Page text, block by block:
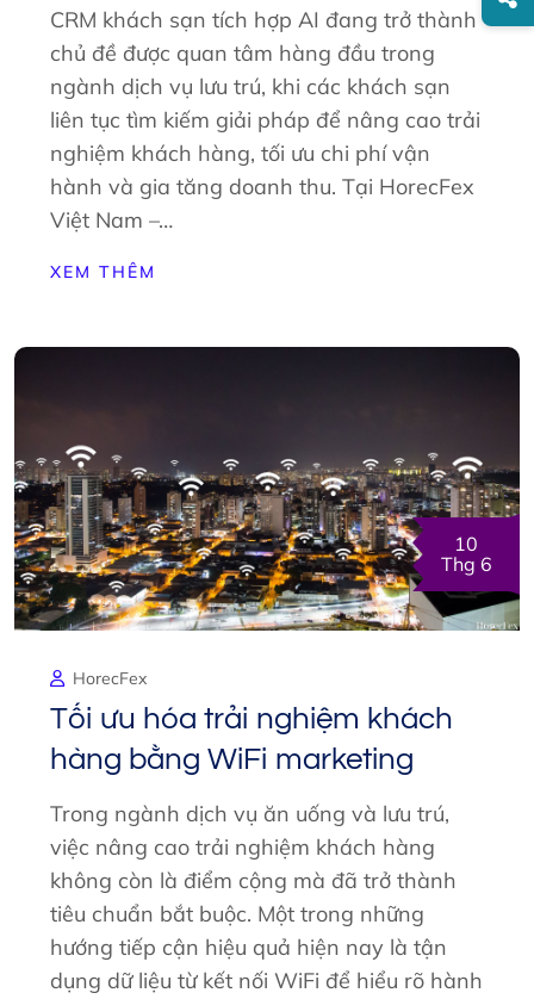
CRM khách sạn tích hợp AI đang trở thành
chủ đề được quan tâm hàng đầu trong
ngành dịch vụ lưu trú, khi các khách sạn
liên tục tìm kiếm giải pháp để nâng cao trải
nghiệm khách hàng, tối ưu chi phí vận
hành và gia tăng doanh thu. Tại HorecFex
Việt Nam –…
XEM THÊM
10
Thg 6
HorecFex
Tối ưu hóa trải nghiệm khách
hàng bằng WiFi marketing
Trong ngành dịch vụ ăn uống và lưu trú,
việc nâng cao trải nghiệm khách hàng
không còn là điểm cộng mà đã trở thành
tiêu chuẩn bắt buộc. Một trong những
hướng tiếp cận hiệu quả hiện nay là tận
dụng dữ liệu từ kết nối WiFi để hiểu rõ hành